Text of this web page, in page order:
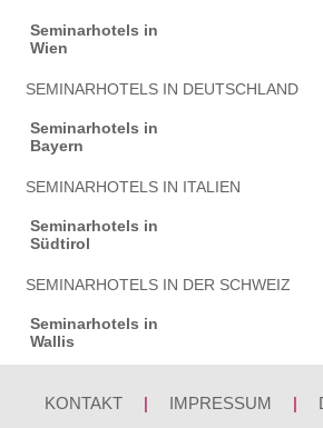
Seminarhotels in
Wien
SEMINARHOTELS IN DEUTSCHLAND
Seminarhotels in
Bayern
SEMINARHOTELS IN ITALIEN
Seminarhotels in
Südtirol
SEMINARHOTELS IN DER SCHWEIZ
Seminarhotels in
Wallis
KONTAKT | IMPRESSUM |